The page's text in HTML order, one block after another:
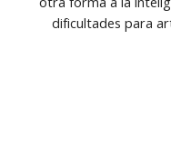
dificultades para